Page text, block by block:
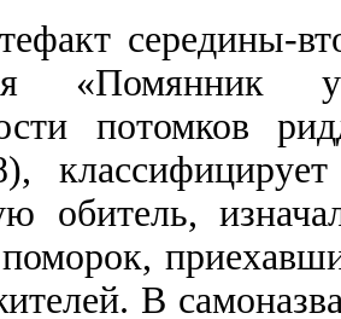
середины-
«Помянник
потомков
обитель,
В